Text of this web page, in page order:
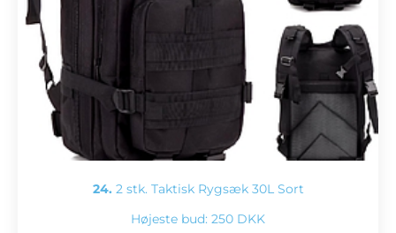
24. 2 stk. Taktisk Rygsæk 30L Sort
Højeste bud: 250 DKK